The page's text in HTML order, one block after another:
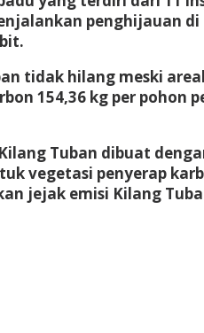
penghijauan
tidak hilang meski
154,36 kg per
Tuban dibuat
vegetasi penyerap
jejak emisi Kilang